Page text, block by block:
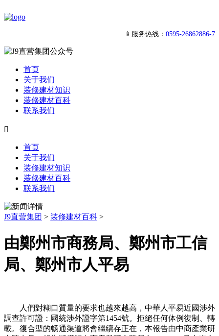
📱服务热线： 0595-26862886-7
首页
关于我们
装修建材知识
装修建材百科
联系我们

首页
关于我们
装修建材知识
装修建材百科
联系我们
J9直营集团 > 装修建材百科 >
由鄭州市商務局、鄭州市工信
局、鄭州市人平易
人們對糊口質量的要求也越來越高，中華人平易近國涉外
調查許可證：國統涉外證字第1454號。拒絕任何体例復制、轉
載。復合型的畅通渠道將會繼續存正在，本報告由中商產業研